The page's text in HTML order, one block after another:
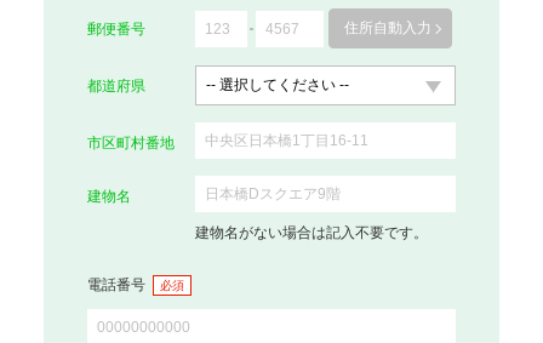
郵便番号 住所自動入力
都道府県
市区町村番地
建物名
建物名がない場合は記入不要です。
電話番号 必須